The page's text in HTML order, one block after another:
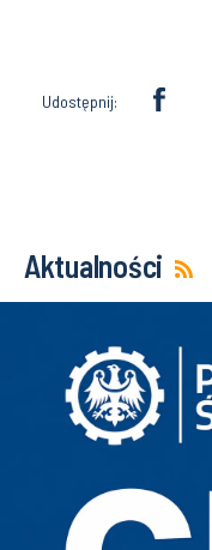
Udostępnij:
Aktualności